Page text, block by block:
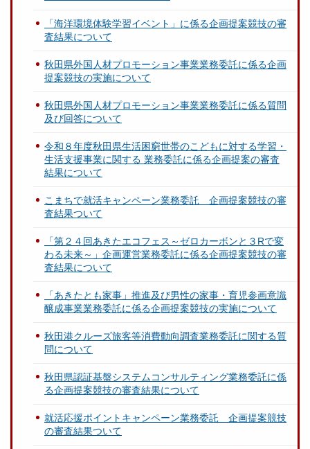
「海洋環境体験学習イベント」に係る企画提案競技の審
査結果について
秋田県外国人材プロモーション事業業務委託に係る企画
提案競技の実施について
秋田県外国人材プロモーション事業業務委託に係る質問
及び回答について
令和８年度秋田県生活困窮世帯のこどもに対する学習・
生活支援事業に関する 業務委託に係る企画提案の審査
結果について
こまちで就活キャンペーン業務委託 企画提案競技の審
査結果ついて
「第２４回あきたエコフェス～ゼロカーボンと３Rで変
わる未来～」企画運営業務委託に係る企画提案競技の審
査結果について
「あきたとも家事」推進及び男性の家事・育児参画意識
醸成事業業務委託に係る企画提案競技の実施について
秋田港クルーズ旅客等消費動向調査業務委託に関する質
問について
秋田県認証基盤システムコンサルティング業務委託に係
る企画提案競技の審査結果について
就活応援ポイントキャンペーン業務委託 企画提案競技
の審査結果ついて